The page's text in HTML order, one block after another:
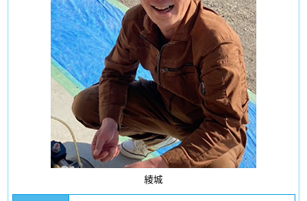
綾城